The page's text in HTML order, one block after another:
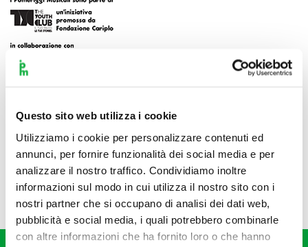
Questo sito web utilizza i cookie
Utilizziamo i cookie per personalizzare contenuti ed
annunci, per fornire funzionalità dei social media e per
analizzare il nostro traffico. Condividiamo inoltre
informazioni sul modo in cui utilizza il nostro sito con i
nostri partner che si occupano di analisi dei dati web,
pubblicità e social media, i quali potrebbero combinarle
con altre informazioni che ha fornito loro o che hanno